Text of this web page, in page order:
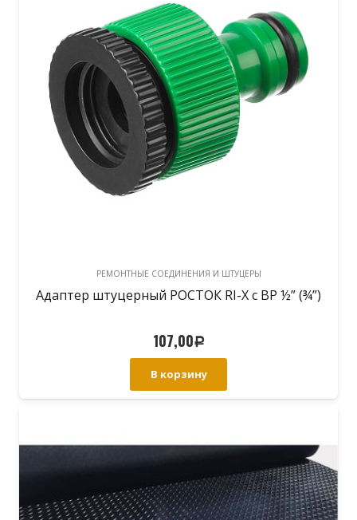
РЕМОНТНЫЕ СОЕДИНЕНИЯ И ШТУЦЕРЫ
Адаптер штуцерный РОСТОК RI-X с ВР ½” (¾”)
107,00Р
В корзину